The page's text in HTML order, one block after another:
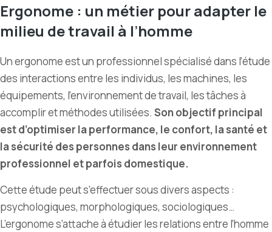
Ergonome : un métier pour adapter le
milieu de travail à l’homme
Un ergonome est un professionnel spécialisé dans l’étude
des interactions entre les individus, les machines, les
équipements, l’environnement de travail, les tâches à
accomplir et méthodes utilisées. Son objectif principal
est d’optimiser la performance, le confort, la santé et
la sécurité des personnes dans leur environnement
professionnel et parfois domestique.
Cette étude peut s’effectuer sous divers aspects :
psychologiques, morphologiques, sociologiques…
L’ergonome s’attache à étudier les relations entre l’homme